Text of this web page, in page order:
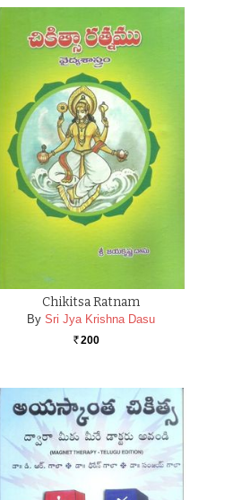
Chikitsa Ratnam
By Sri Jya Krishna Dasu
Rs. 200